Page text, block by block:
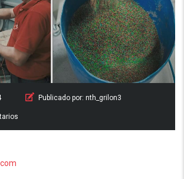
Publicado por: nth_grilon3